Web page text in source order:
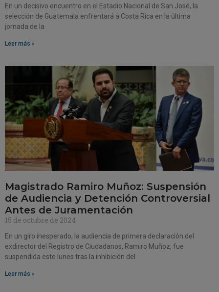
En un decisivo encuentro en el Estadio Nacional de San José, la
selección de Guatemala enfrentará a Costa Rica en la última
jornada de la
Leer más »
Magistrado Ramiro Muñoz: Suspensión
de Audiencia y Detención Controversial
Antes de Juramentación
15 de octubre de 2024
En un giro inesperado, la audiencia de primera declaración del
exdirector del Registro de Ciudadanos, Ramiro Muñoz, fue
suspendida este lunes tras la inhibición del
Leer más »